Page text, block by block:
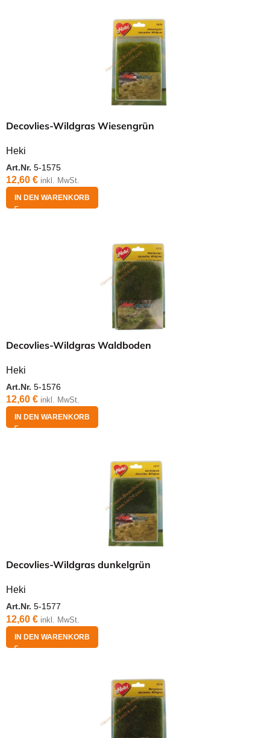
Decovlies-Wildgras Wiesengrün
Heki
Art.Nr. 5-1575
12,60 € inkl. MwSt.
IN DEN WARENKORB
Decovlies-Wildgras Waldboden
Heki
Art.Nr. 5-1576
12,60 € inkl. MwSt.
IN DEN WARENKORB
Decovlies-Wildgras dunkelgrün
Heki
Art.Nr. 5-1577
12,60 € inkl. MwSt.
IN DEN WARENKORB